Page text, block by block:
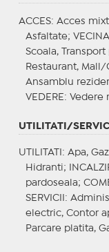
ACCES: Acces
Asfaltate;
Scoala,
Restaurant,
Ansamblu
VEDERE : Vedere
UTILITATI/
UTILITATI : Apa,
Hidranti;
pardoseala;
SERVICII :
electric, Contor
Parcare platita,